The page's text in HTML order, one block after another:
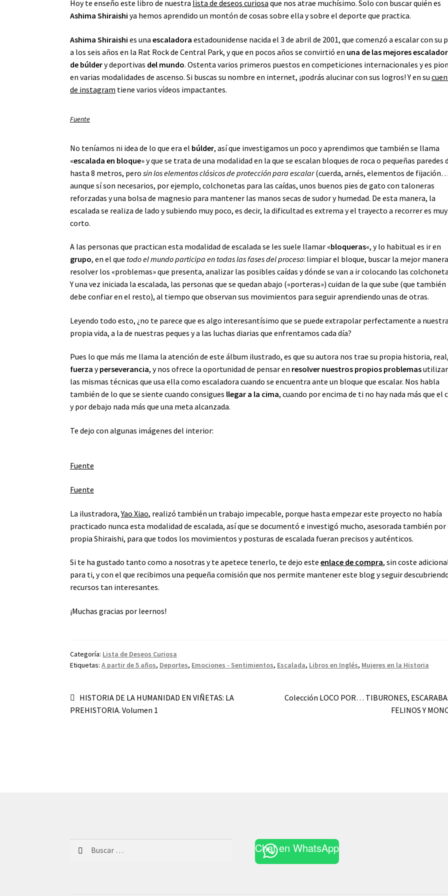
Hoy te enseño este libro de nuestra lista de deseos curiosa que nos atrae muchísimo. Solo con buscar quién es
Ashima Shiraishi ya hemos aprendido un montón de cosas sobre ella y sobre el deporte que practica.
Ashima Shiraishi es unaescaladoraestadounidense nacida el 3 de abril de 2001, que comenzó a escalar con su
a los seis años en la Rat Rock de Central Park, y que en pocos años se convirtió en una de las mejores
de búldery deportivas del mundo. Ostenta varios primeros puestos en competiciones internacionales y es
en varias modalidades de ascenso. Si buscas su nombre en internet, ¡podrás alucinar con sus logros! Y en su
de instagram tiene varios vídeos impactantes.
Fuente
No teníamos ni idea de lo que era el búlder, así que investigamos un poco y aprendimos que también se llama
«escalada en bloque» y que se trata de una modalidad en la que se escalan bloques de roca o pequeñas paredes
hasta 8 metros, perosin los elementos clásicos de protección para escalar(cuerda, arnés, elementos de
aunque sí son necesarios, por ejemplo, colchonetas para las caídas, unos buenos pies de gato con taloneras
reforzadas y una bolsa de magnesio para mantener las manos secas de sudor y humedad. De esta manera, la
escalada se realiza de lado y subiendo muy poco, es decir, la dificultad es extrema y el trayecto a recorrer es muy
corto.
A las personas que practican esta modalidad de escalada se les suele llamar «bloqueras«, y lo habitual es ir en
grupo, en el que todo el mundo participa en todas las fases del proceso: limpiar el bloque, buscar la mejor
resolver los «problemas» que presenta, analizar las posibles caídas y dónde se van a ir colocando las
Y una vez iniciada la escalada, las personas que se quedan abajo («porteras») cuidan de la que sube (que también
debe confiar en el resto), al tiempo que observan sus movimientos para seguir aprendiendo unas de otras.
Leyendo todo esto, ¿no te parece que es algo interesantísimo que se puede extrapolar perfectamente a nuestra
propia vida, a la de nuestras peques y a las luchas diarias que enfrentamos cada día?
Pues lo que más me llama la atención de este álbum ilustrado, es que su autora nos trae su propia historia,
fuerzayperseverancia, y nos ofrece la oportunidad de pensar en resolver nuestros propios problemas
las mismas técnicas que usa ella como escaladora cuando se encuentra ante un bloque que escalar. Nos habla
también de lo que se siente cuando consigues llegar a la cima, cuando por encima de ti no hay nada más que el
y por debajo nada más que una meta alcanzada.
Te dejo con algunas imágenes del interior:
Fuente
Fuente
La ilustradora,Yao Xiao, realizó también un trabajo impecable, porque hasta empezar este proyecto no había
practicado nunca esta modalidad de escalada, así que se documentó e investigó mucho, asesorada también por
propia Shiraishi, para que todos los movimientos y posturas de escalada fueran precisos y auténticos.
Si te ha gustado tanto como a nosotras y te apetece tenerlo, te dejo esteenlace de compra, sin coste
para ti, y con el que recibimos una pequeña comisión que nos permite mantener este blog y seguir
recursos tan interesantes.
¡Muchas gracias por leernos!
Categoría: Lista de Deseos Curiosa
Etiquetas:A partir de 5 años, Deportes, Emociones - Sentimientos, Escalada, Libros en Inglés, Mujeres en la Historia
Navegación
de
Anterior:
HISTORIA DE LA HUMANIDAD EN VIÑETAS: LA
PREHISTORIA. Volumen 1
Siguiente:
Colección LOCO POR… TIBURONES,
FELINOS Y
Chat en WhatsApp